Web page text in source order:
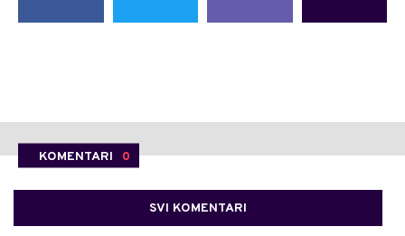
KOMENTARI 0
SVI KOMENTARI